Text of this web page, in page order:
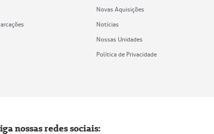
Novas Aquisições
Notícias
Nossas Unidades
Política de Privacidade
nossas redes sociais: